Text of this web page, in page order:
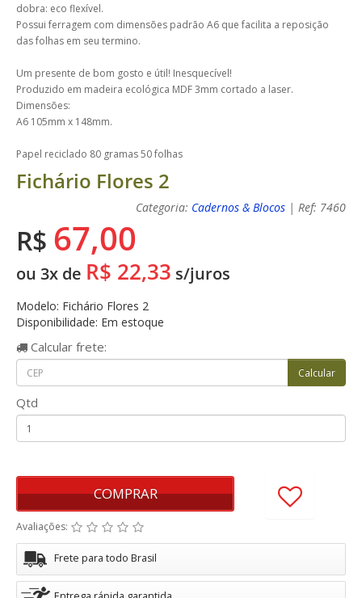
dobra: eco flexível.
Possui ferragem com dimensões padrão A6 que facilita a reposição
das folhas em seu termino.
Um presente de bom gosto e útil! Inesquecível!
Produzido em madeira ecológica MDF 3mm cortado a laser.
Dimensões:
A6 105mm x 148mm.
Papel reciclado 80 gramas 50 folhas
Fichário Flores 2
Categoria: Cadernos & Blocos | Ref: 7460
R$ 67,00
ou 3x de R$ 22,33 s/juros
Modelo: Fichário Flores 2
Disponibilidade: Em estoque
Calcular frete:
Qtd
COMPRAR
Avaliações:
Frete para todo Brasil